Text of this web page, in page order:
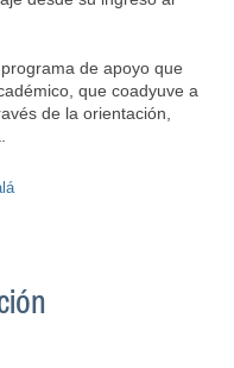
de apoyo que
que coadyuve a
de la orientación,